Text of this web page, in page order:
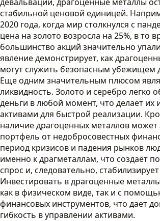
стабильной ценовой единицей.
2020 года, когда мир столкнулся с
цена на золото возросла на 25%, в то
большинство акций значительно
явление демонстрирует, как
могут служить безопасным убежищем
Еще одним значительным плюсом
ликвидность. Золото и серебро легко
деньги в любой момент, что делает их
активами для быстрой реализации.
наличие драгоценных металлов
портфель от недобросовестных
период кризисов и падения рынков
именно к драгметаллам, что создаёт
спрос и, следовательно,
Инвестировать в драгоценные
как в физическом виде, так и с
финансовых инструментов, что дает
гибкость в управлении активами.